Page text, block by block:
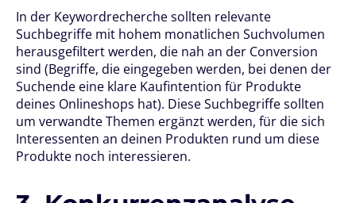
In der Keywordrecherche sollten relevante
Suchbegriffe mit hohem monatlichen Suchvolumen
herausgefiltert werden, die nah an der Conversion
sind (Begriffe, die eingegeben werden, bei denen der
Suchende eine klare Kaufintention für Produkte
deines Onlineshops hat). Diese Suchbegriffe sollten
um verwandte Themen ergänzt werden, für die sich
Interessenten an deinen Produkten rund um diese
Produkte noch interessieren.